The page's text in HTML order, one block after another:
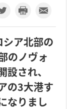
ア北部の
のノヴォ
され、
の3大港す
なりまし